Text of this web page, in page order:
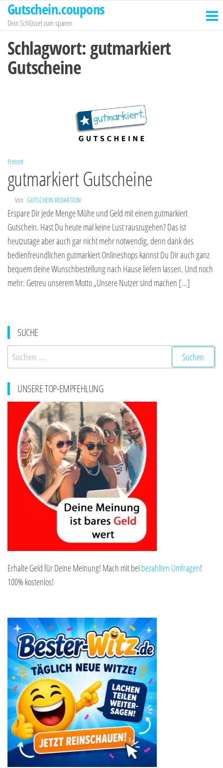
Zum
Inhalt
springen
Gutschein.coupons
Dein Schlüssel zum sparen
Schlagwort: gutmarkiert
Gutscheine
Freizeit
gutmarkiert Gutscheine
Von GUTSCHEIN REDAKTION
Erspare Dir jede Menge Mühe und Geld mit einem gutmarkiert
Gutschein. Hast Du heute mal keine Lust rauszugehen? Das ist
heutzutage aber auch gar nicht mehr notwendig, denn dank des
bedienfreundlichen gutmarkiert Onlineshops kannst Du Dir auch ganz
bequem deine Wunschbestellung nach Hause liefern lassen. Und noch
mehr: Getreu unserem Motto „Unsere Nutzer sind machen […]
SUCHE
Suchen
nach:
UNSERE TOP-EMPFEHLUNG
Erhalte Geld für Deine Meinung! Mach mit beibezahlten Umfragen!
100% kostenlos!